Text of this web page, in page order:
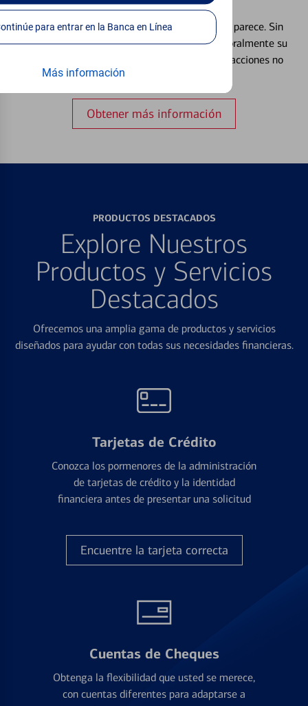
Continúe para entrar en la Banca en Línea
Más información
Extraviar una tarjeta es más común de lo que parece. Sin
embargo, puede bloquear y desbloquear temporalmente su
tarjeta de débito para ayudar a prevenir transacciones no
Obtener más información
PRODUCTOS DESTACADOS
Explore Nuestros
Productos y Servicios
Destacados
Ofrecemos una amplia gama de productos y servicios
diseñados para ayudar con todas sus necesidades financieras.
Tarjetas de Crédito
Conozca los pormenores de la administración
de tarjetas de crédito y la identidad
financiera antes de presentar una solicitud
Encuentre la tarjeta correcta
Cuentas de Cheques
Obtenga la flexibilidad que usted se merece,
con cuentas diferentes para adaptarse a